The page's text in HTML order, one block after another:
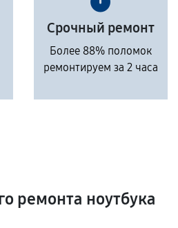
Срочный ремонт
Более 88% поломок
ремонтируем за 2 часа
ремонта ноутбука